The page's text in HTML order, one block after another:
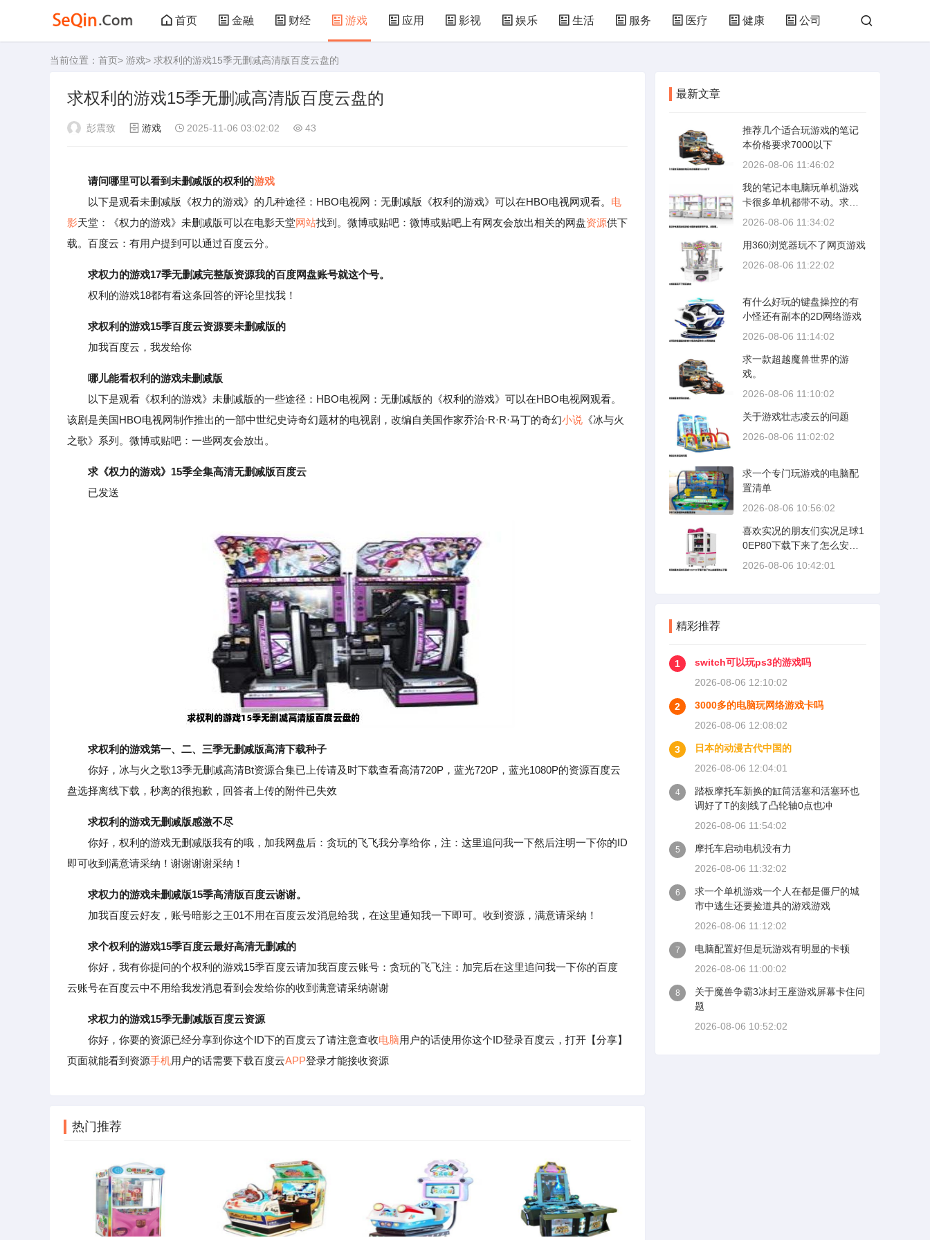
首页 金融 财经 游戏 应用 影视 娱乐 生活 服务 医疗 健康 公司
管理 文学 艺术
败家 厨房 美食 仪器
当前位置： 首页> 游戏> 求权利的游戏15季无删减高清版百度云盘的
求权利的游戏15季无删减高清版百度云盘的
彭震致 游戏 2025-11-06 03:02:02 43
请问哪里可以看到未删减版的权利的游戏
以下是观看未删减版《权力的游戏》的几种途径：HBO电视网：无删减版《权利的游戏》可以在HBO电视网观看。 电
影天堂：《权力的游戏》未删减版可以在电影天堂网站找到。微博或贴吧：微博或贴吧上有网友会放出相关的网盘资源供下
载。百度云：有用户提到可以通过百度云分。
求权力的游戏17季无删减完整版资源我的百度网盘账号就这个号。
权利的游戏18都有看这条回答的评论里找我！
求权利的游戏15季百度云资源要未删减版的
加我百度云，我发给你
哪儿能看权利的游戏未删减版
以下是观看《权利的游戏》未删减版的一些途径：HBO电视网：无删减版的《权利的游戏》可以在HBO电视网观看。
该剧是美国HBO电视网制作推出的一部中世纪史诗奇幻题材的电视剧，改编自美国作家乔治·R·R·马丁的奇幻小说 《冰与火
之歌》系列。微博或贴吧：一些网友会放出。
求《权力的游戏》15季全集高清无删减版百度云
已发送
求权利的游戏第一、二、三季无删减版高清下载种子
你好，冰与火之歌13季无删减高清Bt资源合集已上传请及时下载查看高清720P，蓝光720P，蓝光1080P的资源百度云
盘选择离线下载，秒离的很抱歉，回答者上传的附件已失效
求权利的游戏无删减版感激不尽
你好，权利的游戏无删减版我有的哦，加我网盘后：贪玩的飞飞我分享给你，注：这里追问我一下然后注明一下你的ID
即可收到满意请采纳！谢谢谢谢采纳！
求权力的游戏未删减版15季高清版百度云谢谢。
加我百度云好友，账号暗影之王01不用在百度云发消息给我，在这里通知我一下即可。收到资源，满意请采纳！
求个权利的游戏15季百度云最好高清无删减的
你好，我有你提问的个权利的游戏15季百度云请加我百度云账号：贪玩的飞飞注：加完后在这里追问我一下你的百度
云账号在百度云中不用给我发消息看到会发给你的收到满意请采纳谢谢
求权力的游戏15季无删减版百度云资源
你好，你要的资源已经分享到你这个ID下的百度云了请注意查收电脑用户的话使用你这个ID登录百度云，打开【分享】
页面就能看到资源手机用户的话需要下载百度云APP登录才能接收资源
热门推荐
最新文章
推荐几个适合玩游戏的笔记
本价格要求7000以下
2026-08-06 11:46:02
我的笔记本电脑玩单机游戏
卡很多单机都带不动。求助
啊。
2026-08-06 11:34:02
用360浏览器玩不了网页游戏
2026-08-06 11:22:02
有什么好玩的键盘操控的有
小怪还有副本的2D网络游戏
2026-08-06 11:14:02
求一款超越魔兽世界的游
戏。
2026-08-06 11:10:02
关于游戏壮志凌云的问题
2026-08-06 11:02:02
求一个专门玩游戏的电脑配
置清单
2026-08-06 10:56:02
喜欢实况的朋友们实况足球1
0EP80下载下来了怎么安装
啊怎么下载
2026-08-06 10:42:01
精彩推荐
1
switch可以玩ps3的游戏吗
2026-08-06 12:10:02
2
3000多的电脑玩网络游戏卡吗
2026-08-06 12:08:02
3
日本的动漫古代中国的
2026-08-06 12:04:01
4
踏板摩托车新换的缸筒活塞和活塞环也
调好了T的刻线了凸轮轴0点也冲
2026-08-06 11:54:02
5
摩托车启动电机没有力
2026-08-06 11:32:02
6
求一个单机游戏一个人在都是僵尸的城
市中逃生还要捡道具的游戏游戏
2026-08-06 11:12:02
7
电脑配置好但是玩游戏有明显的卡顿
2026-08-06 11:00:02
8
关于魔兽争霸3冰封王座游戏屏幕卡住问
题
2026-08-06 10:52:02